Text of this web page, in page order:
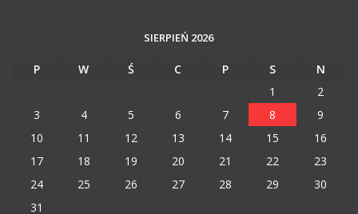
SIERPIEŃ 2026
P W Ś C P S
N
1
2
3
4 5 6 7 8
9
10
11 12 13 14 15
16
17
18 19 20 21 22
23
24
25 26 27 28 29
30
31